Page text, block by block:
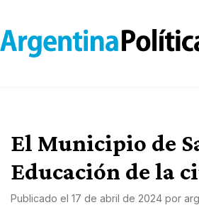
El Municipio de
Educación de la
Publicado el 17 de abril de 2024 por